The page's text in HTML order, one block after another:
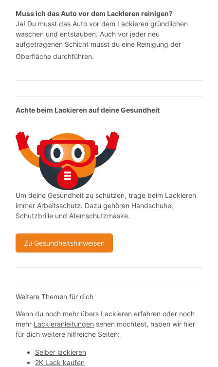
Muss ich das Auto vor dem Lackieren reinigen?
Ja! Du musst das Auto vor dem Lackieren gründlichen
waschen und entstauben. Auch vor jeder neu
aufgetragenen Schicht musst du eine Reinigung der
Oberfläche durchführen.
Achte beim Lackieren auf deine Gesundheit
Um deine Gesundheit zu schützen, trage beim Lackieren
immer Arbeitsschutz. Dazu gehören Handschuhe,
Schutzbrille und Atemschutzmaske.
Zu Gesundheitshinweisen
Weitere Themen für dich
Wenn du noch mehr übers Lackieren erfahren oder noch
mehr Lackieranleitungen sehen möchtest, haben wir hier
für dich weitere hilfreiche Seiten:
Selber lackieren
2K Lack kaufen